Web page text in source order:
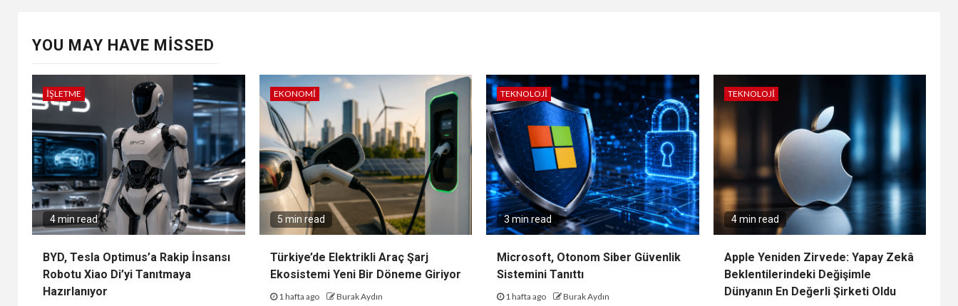
YOU MAY HAVE MISSED
İŞLETME
4 min read
BYD, Tesla Optimus’a Rakip İnsansı
Robotu Xiao Di’yi Tanıtmaya
Hazırlanıyor
EKONOMI
5 min read
Türkiye’de Elektrikli Araç Şarj
Ekosistemi Yeni Bir Döneme Giriyor
1 hafta ago Burak Aydın
TEKNOLOJI
3 min read
Microsoft, Otonom Siber Güvenlik
Sistemini Tanıttı
1 hafta ago Burak Aydın
TEKNOLOJI
4 min read
Apple Yeniden Zirvede: Yapay Zekâ
Beklentilerindeki Değişimle
Dünyanın En Değerli Şirketi Oldu